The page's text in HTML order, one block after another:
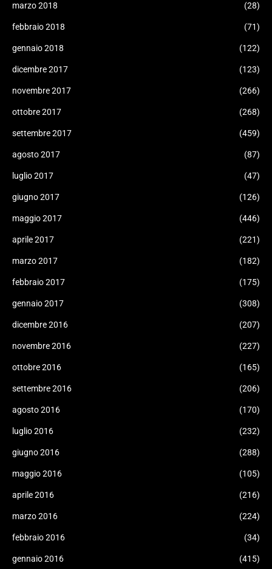
marzo 2018 (28)
febbraio 2018 (71)
gennaio 2018 (122)
dicembre 2017 (123)
novembre 2017 (266)
ottobre 2017 (268)
settembre 2017 (459)
agosto 2017 (87)
luglio 2017 (47)
giugno 2017 (126)
maggio 2017 (446)
aprile 2017 (221)
marzo 2017 (182)
febbraio 2017 (175)
gennaio 2017 (308)
dicembre 2016 (207)
novembre 2016 (227)
ottobre 2016 (165)
settembre 2016 (206)
agosto 2016 (170)
luglio 2016 (232)
giugno 2016 (288)
maggio 2016 (105)
aprile 2016 (216)
marzo 2016 (224)
febbraio 2016 (34)
gennaio 2016 (415)